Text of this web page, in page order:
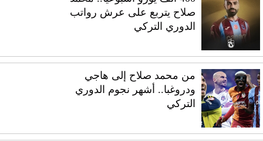
صلاح يتربع على عرش رواتب
الدوري التركي
من محمد صلاح إلى هاجي
ودروغبا.. أشهر نجوم الدوري
التركي